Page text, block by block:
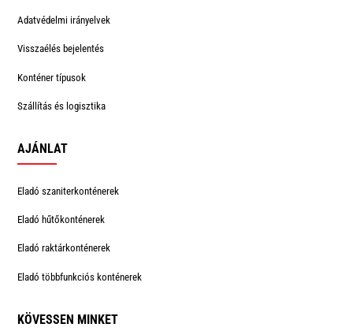
Adatvédelmi irányelvek
Visszaélés bejelentés
Konténer típusok
Szállítás és logisztika
AJÁNLAT
Eladó szaniterkonténerek
Eladó hűtőkonténerek
Eladó raktárkonténerek
Eladó többfunkciós konténerek
KÖVESSEN MINKET